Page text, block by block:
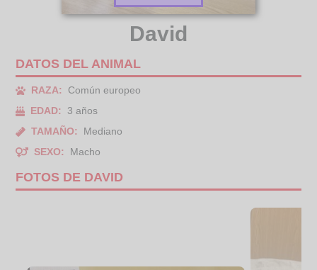
David
DATOS DEL ANIMAL
RAZA:
Común europeo
EDAD:
3 años
TAMAÑO:
Mediano
SEXO:
Macho
FOTOS DE DAVID